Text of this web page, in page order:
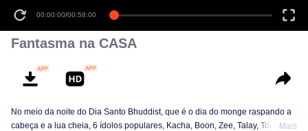
00:00:00/00:58:00
Fantasma na CASA
No meio da noite do Dia Santo Bhuddist, que é o dia do monge raspando a
cabeça e a lua cheia, 6 ídolos populares, Kacha, Boon, Zee, Talay, Tommy e
Mais